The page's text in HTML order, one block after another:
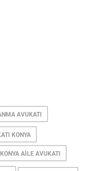
AVUKATI
KONYA
KONYA AILE AVUKATI